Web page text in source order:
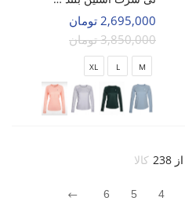
2,695,000 تومان
3,850,000 تومان
M
L
XL
کالا
4
5
6